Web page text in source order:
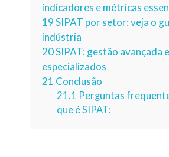
indicadores e métricas
19SIPAT por setor: veja o
indústria
20SIPAT: gestão avançada
especializados
21 Conclusão
21.1 Perguntas
que é SIPAT: